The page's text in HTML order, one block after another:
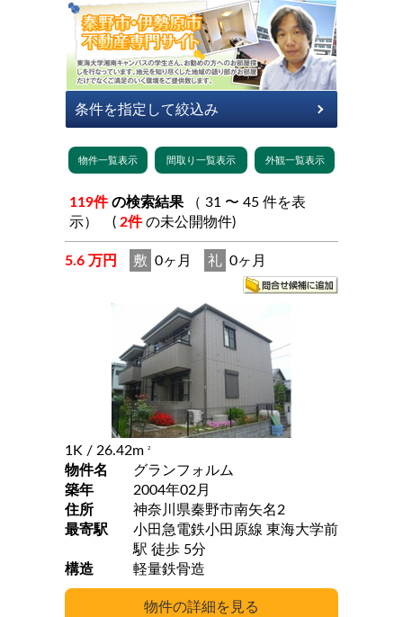
119件 の検索結果
示） ( 2件 の未公開物件)
5.6 万円 敷 0ヶ月 礼 0ヶ月
1K / 26.42m 2
物件名
グランフォルム
築年
2004年02月
住所
神奈川県秦野市南矢名2
最寄駅
小田急電鉄小田原線 東海大学前
駅 徒歩 5分
構造
軽量鉄骨造